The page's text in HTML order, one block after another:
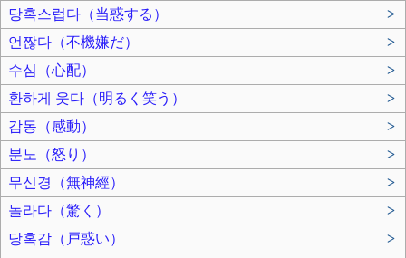
당혹스럽다（当惑する）
>
언짢다（不機嫌だ）
>
수심（心配）
>
환하게 웃다（明るく笑う）
>
감동（感動）
>
분노（怒り）
>
무신경（無神經）
>
놀라다（驚く）
>
당혹감（戸惑い）
>